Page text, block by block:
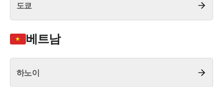
법률서식
도쿄
베트남
하노이